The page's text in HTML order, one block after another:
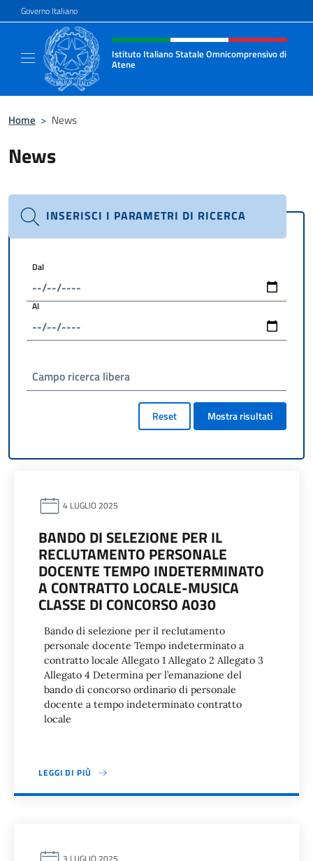
Salta al contenuto
Governo Italiano
Intestazione sito, social e menù
Istituto Italiano Statale Omnicomprensivo di
Atene
Home > News
News
INSERISCI I PARAMETRI DI RICERCA
Dal
Al
Campo ricerca libera
Reset Mostra risultati
4 LUGLIO 2025
BANDO DI SELEZIONE PER IL
RECLUTAMENTO PERSONALE
DOCENTE TEMPO INDETERMINATO
A CONTRATTO LOCALE-MUSICA
CLASSE DI CONCORSO A030
Bando di selezione per il reclutamento
personale docente Tempo indeterminato a
contratto locale Allegato 1 Allegato 2 Allegato 3
Allegato 4 Determina per l’emanazione del
bando di concorso ordinario di personale
docente a tempo indeterminato contratto
locale
LEGGI DI PIÙ